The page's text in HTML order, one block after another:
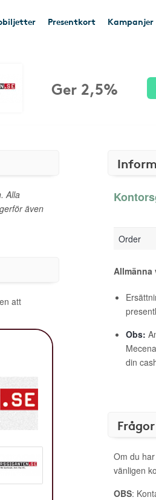
Presentkort Kampanjer
Ger 2,5%
Alla
även
att
Order
Allmänna
Obs:
din
Om du
vänligen
OBS: